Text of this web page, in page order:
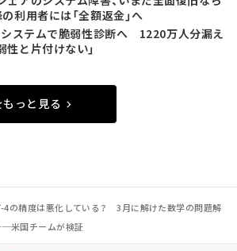
利用者には「全額返金」へ
システムで脆弱性診断へ 1220万人分漏え
性と片付けない」
っと見る
4の精度は悪化している？ 3月に解けた数学の問題解
米国チームが検証